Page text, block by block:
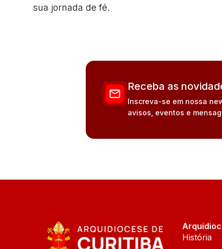
sua jornada de fé.
Receba as
Inscreva-se em nossa
avisos, eventos e
História